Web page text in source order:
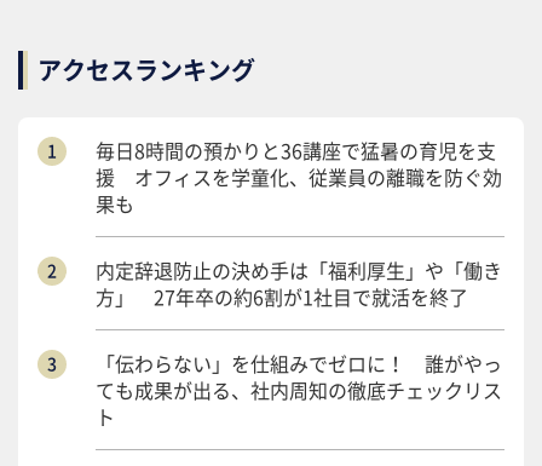
アクセスランキング
毎日8時間の預かりと36講座で猛暑の育児を支
援 オフィスを学童化、従業員の離職を防ぐ効
果も
内定辞退防止の決め手は「福利厚生」や「働き
方」 27年卒の約6割が1社目で就活を終了
「伝わらない」を仕組みでゼロに！ 誰がやっ
ても成果が出る、社内周知の徹底チェックリス
ト